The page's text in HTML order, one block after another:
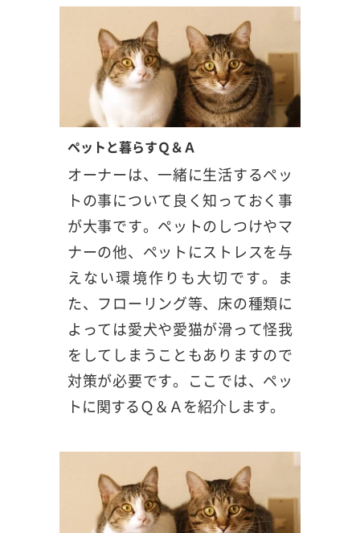
ペットと暮らすＱ＆Ａ
オーナーは、一緒に生活するペッ
トの事について良く知っておく事
が大事です。ペットのしつけやマ
ナーの他、ペットにストレスを与
えない環境作りも大切です。ま
た、フローリング等、床の種類に
よっては愛犬や愛猫が滑って怪我
をしてしまうこともありますので
対策が必要です。ここでは、ペッ
トに関するＱ＆Ａを紹介します。